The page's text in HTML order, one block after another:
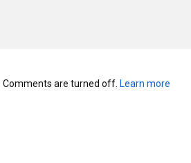
Comments are turned off. Learn more